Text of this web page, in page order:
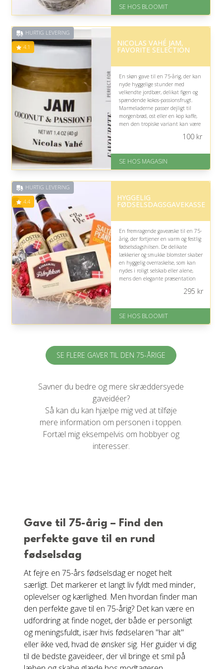
aftale
på 4.4 ud af 5
SE HOS BLOOMIT
HURTIG LEVERING
4.1 NICOLAS VAHÉ JAM,
FAVORITE SELECTION
En skøn gave til en 75-årig, der kan
nyde hyggelige stunder med
velkendte jordbær, delikat figen og
spændende kokos-passionsfrugt.
Marmeladerne passer dejligt til
morgenbrød, ost eller en kop kaffe,
men den tropiske variant kan være
På lager
Levering: 1-3 dage
af 5
100kr
SE HOS MAGASIN
HURTIG LEVERING
4.4 HYGGELIG
FØDSELSDAGSGAVEKASSE
En fremragende gaveæske til en 75-
årig, der fortjener en varm og festlig
fødselsdagshilsen. De delikate
lækkerier og smukke blomster skaber
en hyggelig overraskelse, som kan
nydes i roligt selskab eller alene,
mens den elegante præsentation
aftale
295 kr
SE HOS BLOOMIT
SE FLERE GAVER TIL DEN 75-ÅRIGE
Savner du bedre og mere skræddersyede
gaveidéer?
Så kan du kan hjælpe mig ved at tilføje
mere information om personen i toppen.
Fortæl mig eksempelvis om hobbyer og
interesser.
Gave til 75-årig – Find den
perfekte gave til en rund
fødselsdag
At fejre en 75-års fødselsdag er noget helt
særligt. Det markerer et langt liv fyldt med minder,
oplevelser og kærlighed. Men hvordan finder man
den perfekte gave til en 75-årig? Det kan være en
udfordring at finde noget, der både er personligt
og meningsfuldt, især hvis fødselaren "har alt"
eller ikke ved, hvad de ønsker sig. Her guider vi dig
til de bedste gaveideer, der vil bringe et smil på